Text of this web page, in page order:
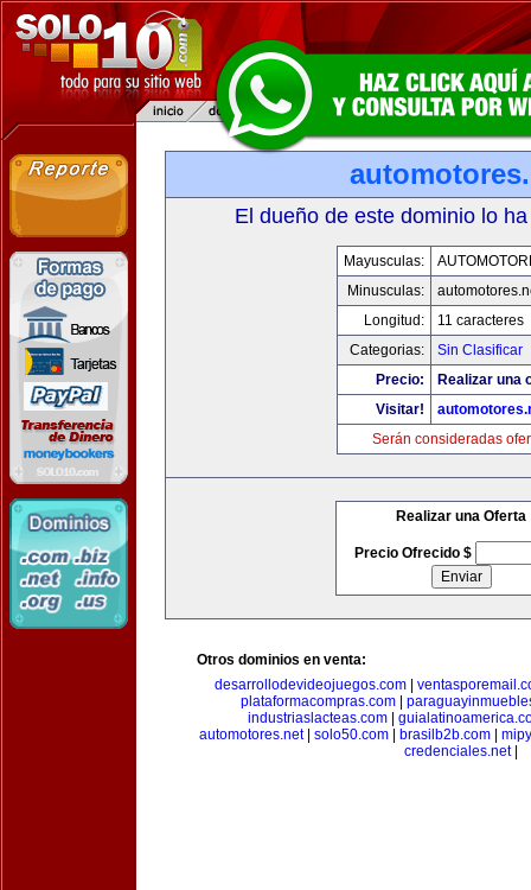
El dueño de este dominio lo
Mayusculas:
Minusculas:
Longitud:
11 caracteres
Categorias:
Sin Clasificar
Precio:
Realizar una
Visitar!
Serán consideradas
Realizar una Oferta
Precio Ofrecido $
Otros dominios en venta:
desarrollodevideojuegos.com
plataformacompras.com
industriaslacteas.com
automotores.net| solo50.com brasilb2b.com
credenciales.net|